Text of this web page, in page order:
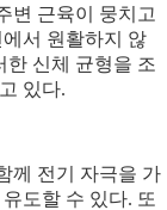
변 근육이 뭉치고
서 원활하지 않
한 신체 균형을 조
있다.
께 전기 자극을 가
도할 수 있다. 또